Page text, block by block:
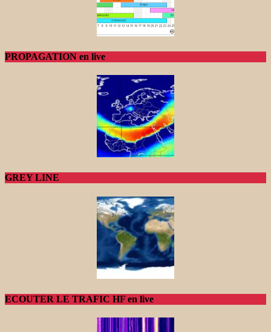
PROPAGATION en live
GREY LINE
ECOUTER LE TRAFIC HF en live